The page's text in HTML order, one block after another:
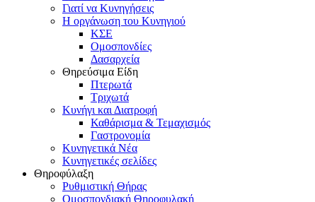
Γιατί να Κυνηγήσεις
Η οργάνωση του Κυνηγιού
ΚΣΕ
Ομοσπονδίες
Δασαρχεία
Θηρεύσιμα Είδη
Πτερωτά
Τριχωτά
Κυνήγι και Διατροφή
Καθάρισμα & Τεμαχισμός
Γαστρονομία
Κυνηγετικά Νέα
Κυνηγετικές σελίδες
Θηροφύλαξη
Ρυθμιστική Θήρας
Ομοσπονδιακή Θηροφυλακή